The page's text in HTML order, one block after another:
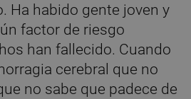
Ha habido gente joven y
factor de riesgo
han fallecido. Cuando
cerebral que no
no sabe que padece de